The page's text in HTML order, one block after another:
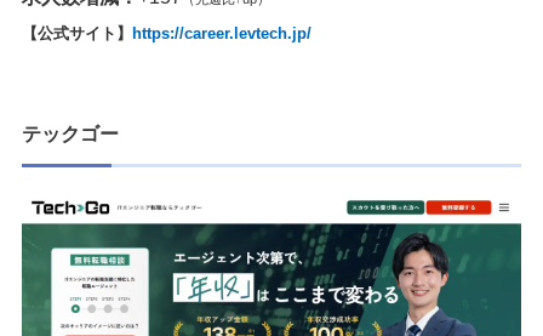
【公式サイト】 https://career.levtech.jp/
テックゴー